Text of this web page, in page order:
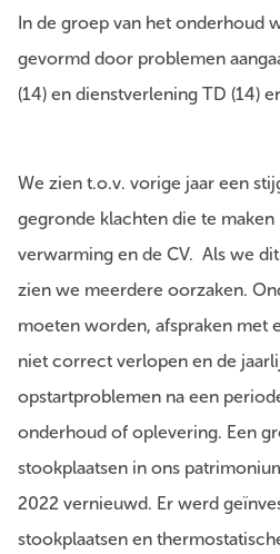
In de groep van het onderhoud
gevormd door problemen
(14) en dienstverlening TD (14)
We zien t.o.v. vorige jaar een
gegronde klachten die te maken
verwarming en de CV. Als we
zien we meerdere oorzaken.
moeten worden, afspraken met
niet correct verlopen en de
opstartproblemen na een
onderhoud of oplevering. Een
stookplaatsen in ons
2022 vernieuwd. Er werd
stookplaatsen en